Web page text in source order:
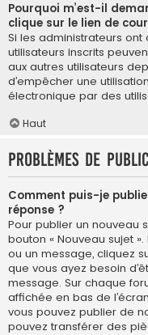
Pourquoi m’est-il
clique sur le lien de
Si les administrateurs
utilisateurs inscrits
aux autres utilisateurs
d’empêcher une
électronique par des
Haut
Problèmes de
Comment puis-je
réponse ?
Pour publier un nouveau
bouton « Nouveau sujet
ou un message, cliquez
que vous ayez besoin
message. Sur chaque
affichée en bas de
vous pouvez publier de
pouvez transférer des